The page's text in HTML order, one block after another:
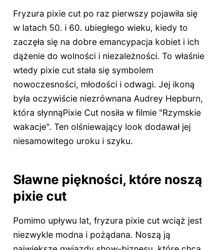
Fryzura pixie cut po raz pierwszy pojawiła się
w latach 50. i 60. ubiegłego wieku, kiedy to
zaczęła się na dobre emancypacja kobiet i ich
dążenie do wolności i niezależności. To właśnie
wtedy pixie cut stała się symbolem
nowoczesności, młodości i odwagi. Jej ikoną
była oczywiście niezrównana Audrey Hepburn,
która słynnąPixie Cut nosiła w filmie "Rzymskie
wakacje". Ten olśniewający look dodawał jej
niesamowitego uroku i szyku.
Sławne piękności, które noszą
pixie cut
Pomimo upływu lat, fryzura pixie cut wciąż jest
niezwykle modna i pożądana. Noszą ją